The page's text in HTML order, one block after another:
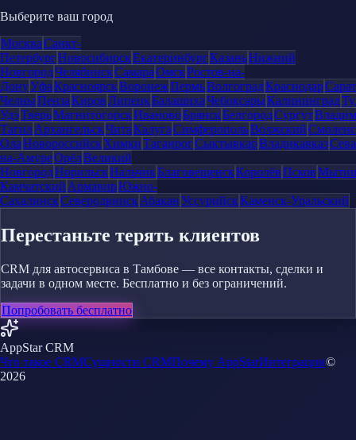
Выберите ваш город
МоскваСанкт-
ПетербургНовосибирскЕкатеринбургКазаньНижний
НовгородЧелябинскСамараОмскРостов-на-
ДонуУфаКрасноярскВоронежПермьВолгоградКраснодар
ЧелныПензаКировЛипецкБалашихаЧебоксарыКалининград
УдэТверьМагнитогорскИвановоБрянскБелгородСургут
ТагилАрхангельскЧитаКалугаСимферопольВолжский
ОлаНовороссийскХимкиТаганрогСыктывкарВладикавказ
на-АмуреОрёлВеликий
НовгородНорильскНальчикБлаговещенскКоролёвПсков
Камчатский АрмавирЮжно-
СахалинскСеверодвинскАбаканУссурийскКаменск-Уральский
Перестаньте терять клиентов
CRM для автосервиса в Тамбове — все контакты, сделки и
задачи в одном месте. Бесплатно и без ограничений.
Попробовать бесплатно
AppStar CRM
Что такое CRMСущности CRMПочему AppStarИнтеграции©
2026